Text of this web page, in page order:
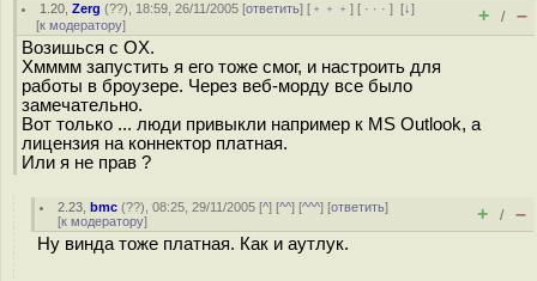
1.20 ,Zerg (??), 18:59, 26/11/2005 [ответить] [ ﹢﹢﹢] [ · · ·][↓]
[к модератору] + / –
Возишься с OX.
Хмммм запустить я его тоже смог, и настроить для
работы в броузере. Через веб-морду все было
замечательно.
Вот только ... люди привыкли например к MS Outlook, а
лицензия на коннектор платная.
Или я не прав ?
2.23 ,bmc (??), 08:25, 29/11/2005 [^] [^^] [^^^] [ответить]
[к модератору] + / –
Ну винда тоже платная. Как и аутлук.